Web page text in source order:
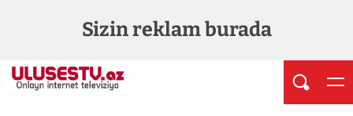
Sizin reklam burada